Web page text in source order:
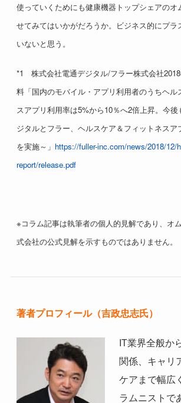
使っていくためにも健康機器トップシェアのオ
せてみてはいかがだろうか。ビジネス的にプラ
いないと思う。
*1 株式会社電通デジタル/フラー株式会社
料「国内のモバイル・アプリ利用者のうちヘル
スアプリ利用率は5%から10％へ2倍上昇。今
ジタルとフラー、ヘルスケア＆フィットネスア
を実施～」 https://fuller-inc.com/news/2018/12/
report/release.pdf
※コラム記事は執筆者の個人的見解であり、オ
式会社の公式見解を示すものではありません。
著者プロフィール（吉政忠志氏）
IT業界全般か
関係、キャリ
ケアまで幅広
ラムニストで